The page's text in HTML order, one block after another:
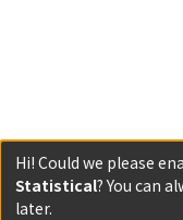
Powered by
Hi! Could we please
Statistical? You can
later.